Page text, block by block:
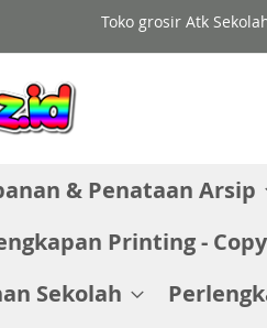
Toko grosir Atk
& Penataan Arsip
Printing -
Sekolah